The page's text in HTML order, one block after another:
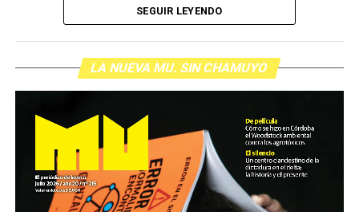
SEGUIR LEYENDO
LA NUEVA MU. SIN CHAMUYO